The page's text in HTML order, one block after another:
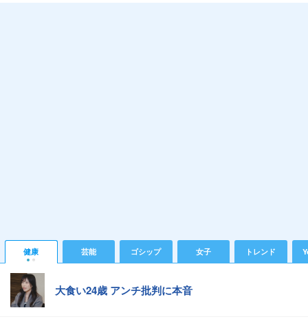
健康 芸能 ゴシップ 女子 トレンド
大食い24歳 アンチ批判に本音